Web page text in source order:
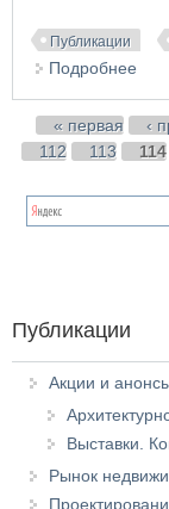
Публикации
Подробнее
Страницы
« первая ‹
112
113 114
Публикации
Акции и
Выставки.
Рынок